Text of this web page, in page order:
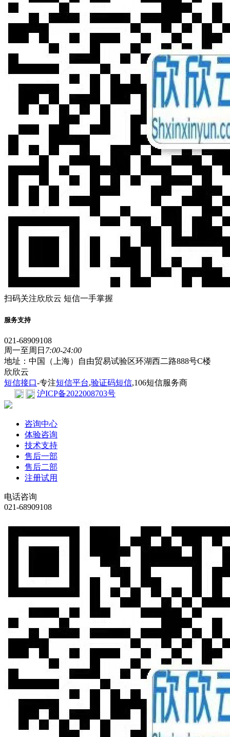
扫码关注欣欣云 短信一手掌握
服务支持
021-68909108
周一至周日 7:00-24:00
地址：中国（上海）自由贸易试验区环湖西二路888号C楼
欣欣云
短信接口-专注短信平台,验证码短信,106短信服务商
沪ICP备2022008703号
咨询中心
体验咨询
技术支持
售后一部
售后二部
注册试用
电话咨询
021-68909108